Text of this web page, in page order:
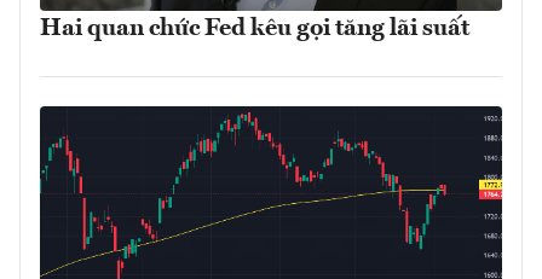
Hai quan chức Fed kêu gọi tăng lãi suất